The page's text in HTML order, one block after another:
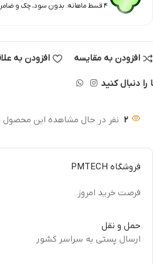
۴ قسط ماهانه. بدون سود، چک و ضامن.
افزودن به مقایسه افزودن به
را دنبال کنید
2 نفر در حال مشاهده این
فروشگاه PMTECH
فرصت خرید امروز
حمل و نقل
ارسال پستی به سراسر کشور